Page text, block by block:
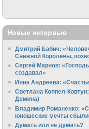
Новые интервью
Дмитрий Бабич:
Снежной Королевы,
Сергей Марнов:
создавал»
Инна Андреева:
Светлана Коппел-
Демина)
Владимир Романенко:
юношеские мечты
Думать или не думать?